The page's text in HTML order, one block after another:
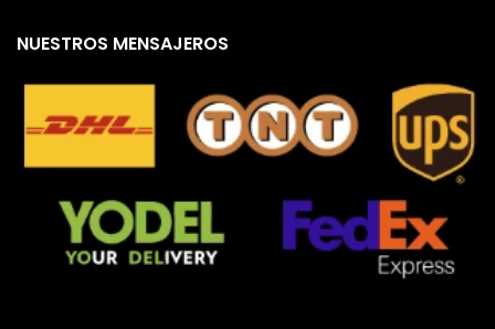
NUESTROS MENSAJEROS